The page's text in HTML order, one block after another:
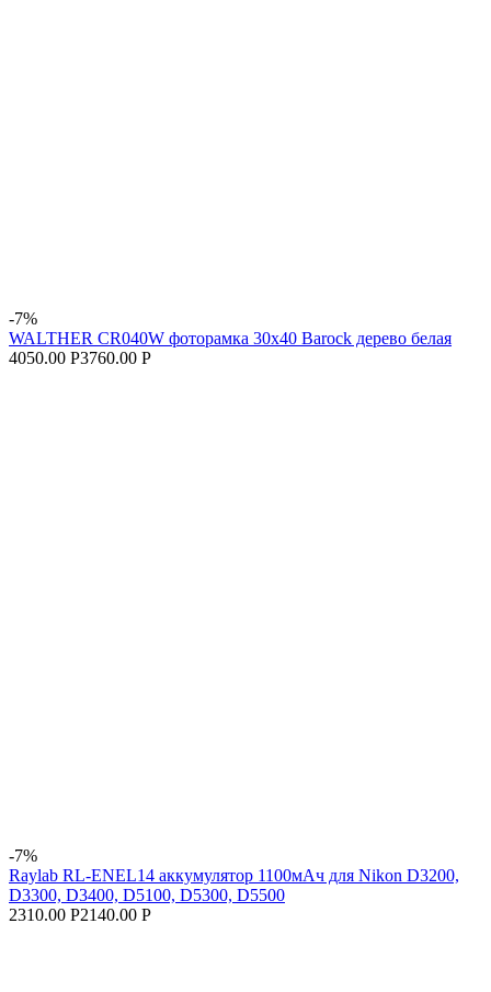
-7%
WALTHER CR040W фоторамка 30x40 Barock дерево белая
4050.00 Р3760.00 Р
-7%
Raylab RL-ENEL14 аккумулятор 1100мАч для Nikon D3200,
D3300, D3400, D5100, D5300, D5500
2310.00 Р2140.00 Р